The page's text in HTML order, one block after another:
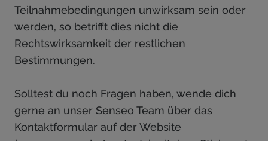
Teilnahmebedingungen unwirksam sein oder
werden, so betrifft dies nicht die
Rechtswirksamkeit der restlichen
Bestimmungen.
Solltest du noch Fragen haben, wende dich
gerne an unser Senseo Team über das
Kontaktformular auf der Website